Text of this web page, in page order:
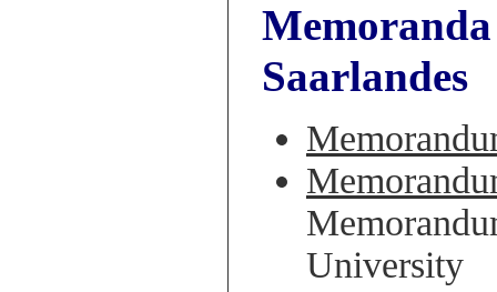
Saarlandes
University